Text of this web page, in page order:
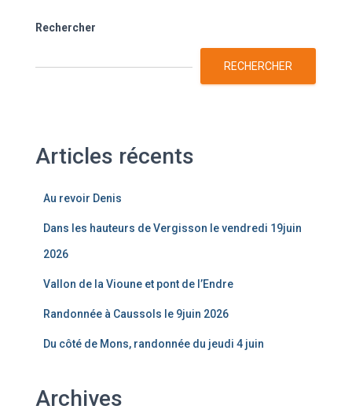
Rechercher
RECHERCHER
Articles récents
Au revoir Denis
Dans les hauteurs de Vergisson le vendredi 19juin
2026
Vallon de la Vioune et pont de l’Endre
Randonnée à Caussols le 9juin 2026
Du côté de Mons, randonnée du jeudi 4 juin
Archives